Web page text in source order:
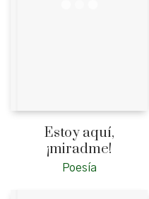
Estoy aquí,
¡miradme!
Poesía